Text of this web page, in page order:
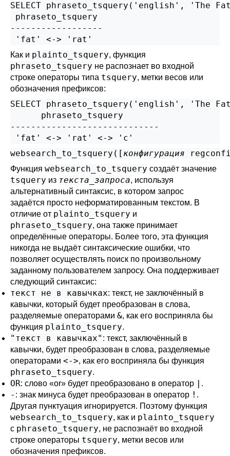
SELECT phraseto_tsquery('english', 'The
phraseto_tsquery
------------------
Как и plainto_tsquery, функция
phraseto_tsquery не распознает во входной
строке операторы типа tsquery, метки весов или
обозначения префиксов:
SELECT phraseto_tsquery('english', 'The
      phraseto_tsquery
-----------------------------
websearch_to_tsquery([ конфигурация
Функция websearch_to_tsquery создаёт значение
tsquery из текста_запроса, используя
альтернативный синтаксис, в котором запрос
задаётся просто неформатированным текстом. В
отличие от plainto_tsquery и
phraseto_tsquery, она также принимает
определённые операторы. Более того, эта функция
никогда не выдаёт синтаксические ошибки, что
позволяет осуществлять поиск по произвольному
заданному пользователем запросу. Она поддерживает
следующий синтаксис:
текст не в кавычках: текст, не заключённый в
кавычки, который будет преобразован в слова,
разделяемые операторами &, как его восприняла бы
функция plainto_tsquery.
"текст в кавычках" : текст, заключённый в
кавычки, будет преобразован в слова, разделяемые
операторами <->, как его восприняла бы функция
phraseto_tsquery.
OR: слово «or» будет преобразовано в оператор | .
- : знак минуса будет преобразован в оператор ! .
Другая пунктуация игнорируется. Поэтому функция
websearch_to_tsquery, как и plainto_tsquery
с phraseto_tsquery, не распознаёт во входной
строке операторы tsquery, метки весов или
обозначения префиксов.